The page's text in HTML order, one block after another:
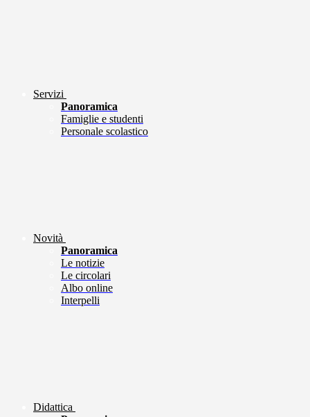
Servizi
Panoramica
Famiglie e studenti
Personale scolastico
Novità
Panoramica
Le notizie
Le circolari
Albo online
Interpelli
Didattica